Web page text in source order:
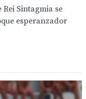
Sintagmia se
esperanzador